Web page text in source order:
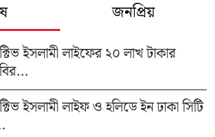
জনপ্রিয়
ইসলামী লাইফের ২০ লাখ টাকার
ইসলামী লাইফ ও হলিডে ইন ঢাকা সিটি